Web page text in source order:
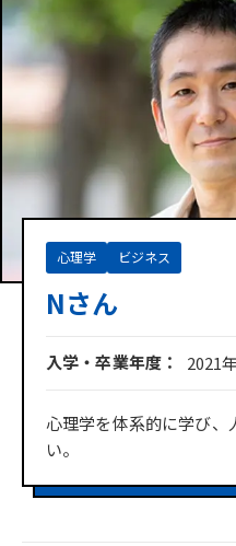
心理学 ビジネス
Nさん
入学・卒業年度 2021
心理学を体系的に学び、
い。